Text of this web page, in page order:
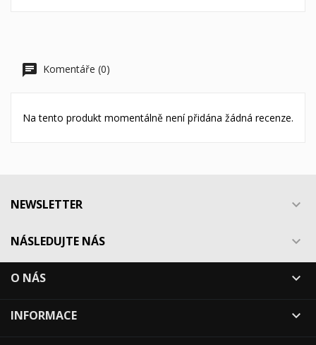
Komentáře (0)
Na tento produkt momentálně není přidána žádná recenze.
NEWSLETTER 
NÁSLEDUJTE NÁS 
O NÁS 
INFORMACE 